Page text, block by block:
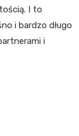
I to
i bardzo długo
i